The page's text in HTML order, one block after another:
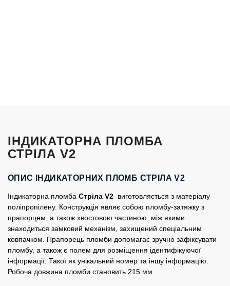
ІНДИКАТОРНА ПЛОМБА
СТРІЛА V2
ОПИС ІНДИКАТОРНИХ ПЛОМБ СТРІЛА V2
Індикаторна пломба Стріла V2 виготовляється з матеріалу
поліпропілену. Конструкція являє собою пломбу-затяжку з
прапорцем, а також хвостовою частиною, між якими
знаходиться замковий механізм, захищений спеціальним
ковпачком. Прапорець пломби допомагає зручно зафіксувати
пломбу, а також є полем для розміщення ідентифікуючої
інформації. Такої як унікальний номер та іншу інформацію.
Робоча довжина пломби становить 215 мм.